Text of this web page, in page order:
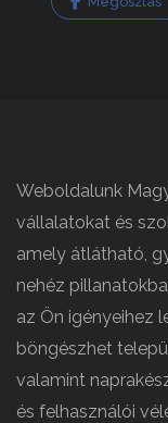
Weboldalunk
vállalatokat és
amely átlátható,
nehéz
az Ön igényeihez
böngészhet
valamint
és felhasználói